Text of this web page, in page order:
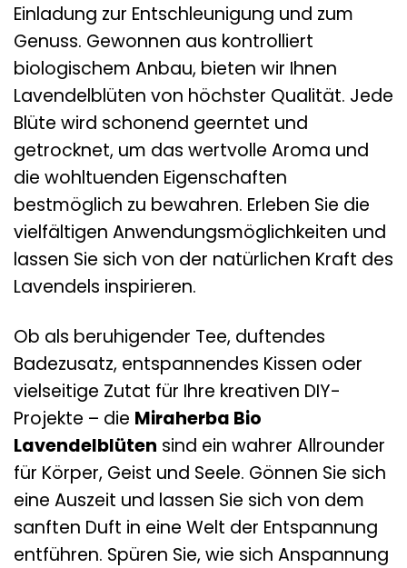
Einladung zur Entschleunigung und zum
Genuss. Gewonnen aus kontrolliert
biologischem Anbau, bieten wir Ihnen
Lavendelblüten von höchster Qualität. Jede
Blüte wird schonend geerntet und
getrocknet, um das wertvolle Aroma und
die wohltuenden Eigenschaften
bestmöglich zu bewahren. Erleben Sie die
vielfältigen Anwendungsmöglichkeiten und
lassen Sie sich von der natürlichen Kraft des
Lavendels inspirieren.
Ob als beruhigender Tee, duftendes
Badezusatz, entspannendes Kissen oder
vielseitige Zutat für Ihre kreativen DIY-
Projekte – die Miraherba Bio
Lavendelblüten sind ein wahrer Allrounder
für Körper, Geist und Seele. Gönnen Sie sich
eine Auszeit und lassen Sie sich von dem
sanften Duft in eine Welt der Entspannung
entführen. Spüren Sie, wie sich Anspannung